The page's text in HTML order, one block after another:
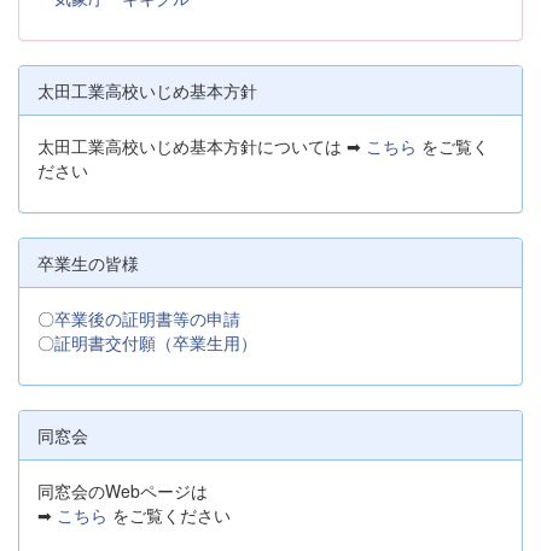
太田工業高校いじめ基本方針
太田工業高校いじめ基本方針については ➡ こちら をご覧く
ださい
卒業生の皆様
〇卒業後の証明書等の申請
〇証明書交付願（卒業生用）
同窓会
同窓会のWebページは
➡ こちら をご覧ください